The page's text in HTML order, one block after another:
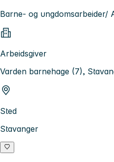
Barne- og ungdomsarbeider/
Arbeidsgiver
Varden barnehage (7),
Sted
Stavanger